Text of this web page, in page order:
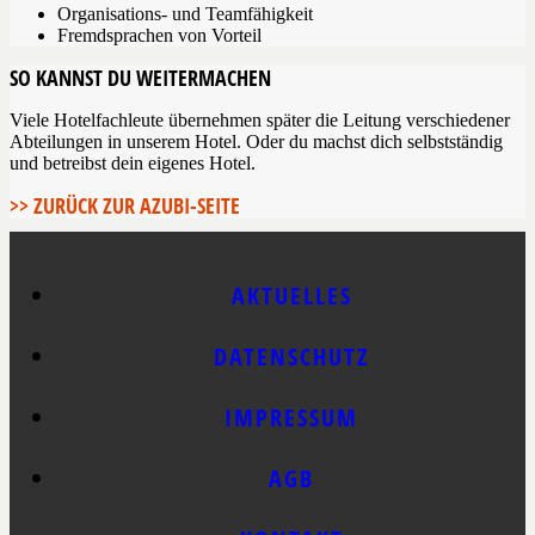
Organisations- und Teamfähigkeit
Fremdsprachen von Vorteil
SO KANNST DU WEITERMACHEN
Viele Hotelfachleute übernehmen später die Leitung verschiedener
Abteilungen in unserem Hotel. Oder du machst dich selbstständig
und betreibst dein eigenes Hotel.
>> ZURÜCK ZUR AZUBI-SEITE
AKTUELLES
DATENSCHUTZ
IMPRESSUM
AGB